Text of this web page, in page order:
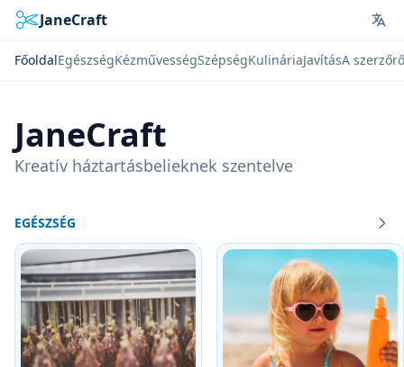
JaneCraft
FőoldalEgészségKézművességSzépségKulináriaJavításA
JaneCraft
Kreatív háztartásbelieknek szentelve
EGÉSZSÉG